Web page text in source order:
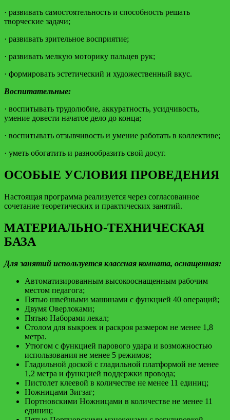
· развивать самостоятельность и способность решать
творческие задачи;
· развивать зрительное восприятие;
· развивать мелкую моторику пальцев рук;
· формировать эстетический и художественный вкус.
Воспитательные:
· воспитывать трудолюбие, аккуратность, усидчивость,
умение довести начатое дело до конца;
· воспитывать отзывчивость и умение работать в коллективе;
· уметь обогатить и разнообразить свой досуг.
ОСОБЫЕ УСЛОВИЯ ПРОВЕДЕНИЯ
Настоящая программа реализуется через согласованное
сочетание теоретических и практических занятий.
МАТЕРИАЛЬНО-ТЕХНИЧЕСКАЯ
БАЗА
Для занятий используется классная комната, оснащенная:
Автоматизированным высокооснащенным рабочим
местом педагога;
Пятью швейными машинами с функцией 40 операций;
Двумя Оверлоками;
Пятью Наборами лекал;
Столом для выкроек и раскроя размером не менее 1,8
метра.
Утюгом с функцией парового удара и возможностью
использования не менее 5 режимов;
Гладильной доской с гладильной платформой не менее
1,2 метра и функцией поддержки провода;
Пистолет клеевой в количестве не менее 11 единиц;
Ножницами Зигзаг;
Портновскими Ножницами в количестве не менее 11
единиц;